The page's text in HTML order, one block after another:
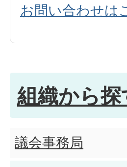
お問い合わせは
組織から探
議会事務局